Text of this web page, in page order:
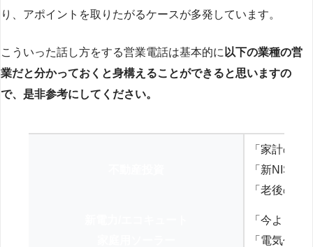
り、アポイントを取りたがるケースが多発しています。
こういった話し方をする営業電話は基本的に 以下の業種の営
業だと分かっておくと身構えることができると思いますの
で、是非参考にしてください。
「家計の見
「新NISA
「老後の
「今より
「電気代を